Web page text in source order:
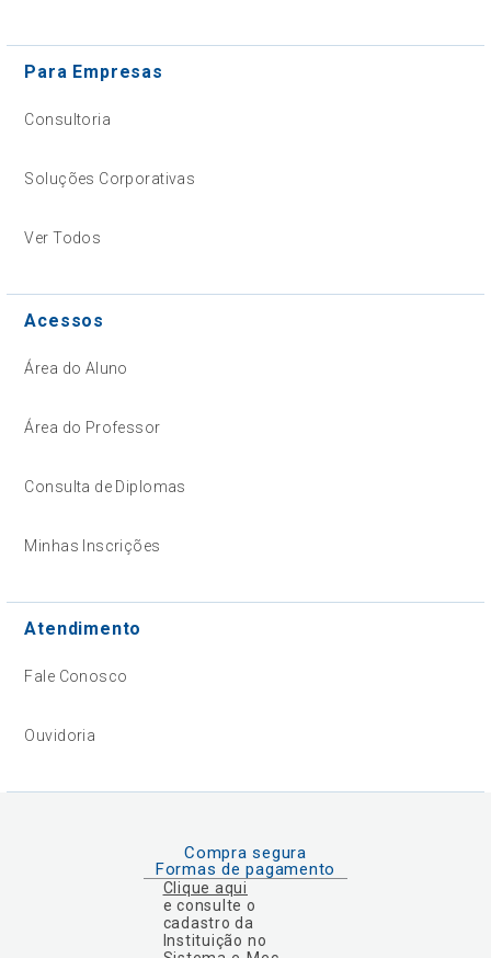
Para Empresas
Consultoria
Soluções Corporativas
Ver Todos
Acessos
Área do Aluno
Área do Professor
Consulta de Diplomas
Minhas Inscrições
Atendimento
Fale Conosco
Ouvidoria
Compra segura
Formas de pagamento
Clique aqui
e consulte o
cadastro da
Instituição no